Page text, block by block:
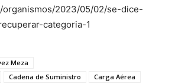
organismos/2023/05/02/se-dice-
categoria-1
Meza
Cadena de Suministro
Carga Aérea